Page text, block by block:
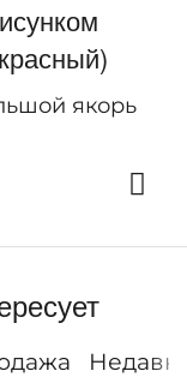
якорь